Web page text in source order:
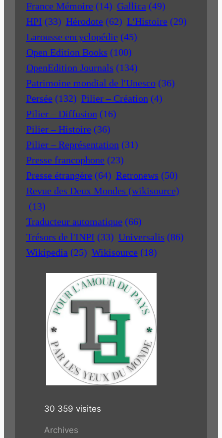
France Mémoire (14) Gallica (49)
HPI (33) Hérodote (62) L'Histoire (29)
Larousse encyclopédie (45)
Open Edition Books (100)
OpenEdition Journals (134)
Patrimoine mondial de l'Unesco (36)
Persée (132) Pilier – Création (4)
Pilier – Diffusion (16)
Pilier – Histoire (36)
Pilier – Représentation (31)
Presse francophone (23)
Presse étrangère (64) Retronews (50)
Revue des Deux Mondes (wikisource)
(13)
Traducteur automatique (66)
Trésors de l'INPI (33) Universalis (86)
Wikipedia (25) Wikisource (18)
30 359 visites
Archives